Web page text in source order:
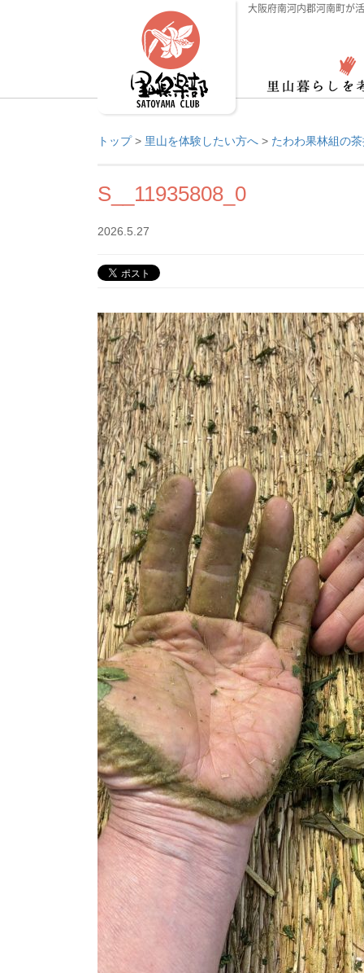
大阪府南河内郡河南町が
トップ> 里山を体験したい方へ > たわわ果林組の
S__11935808_0
2026.5.27